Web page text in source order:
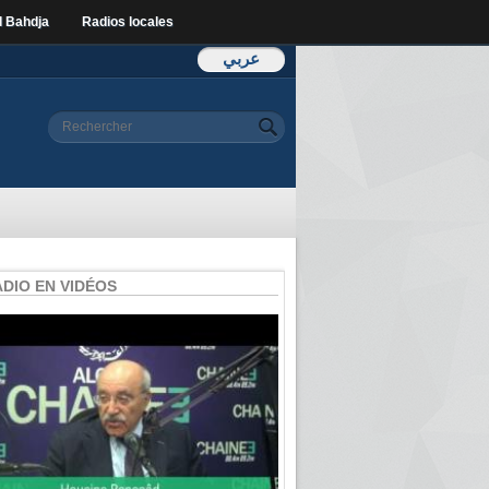
Bahdja Radios locales
عربي
Formulaire de
Rechercher
EN VIDÉOS